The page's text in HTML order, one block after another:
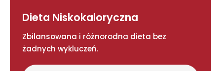
Dieta Niskokaloryczna
Zbilansowana i różnorodna dieta bez
żadnych wykluczeń.